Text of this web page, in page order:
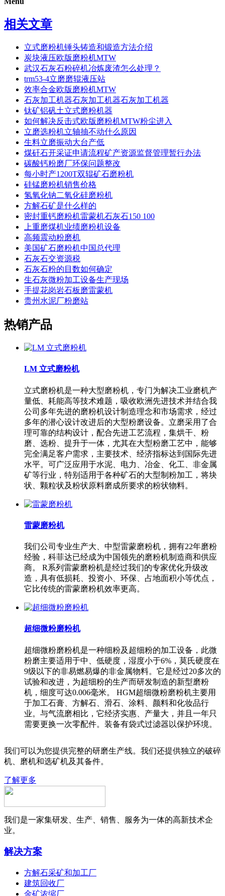
相关文章
立式磨粉机锤头铸造和锻造方法介绍
炭块液压欧版磨粉机MTW
武汉石灰石粉碎机冶炼废渣怎么处理？
trm53-4立磨磨辊液压站
效率合金欧版磨粉机MTW
石灰加工机器石灰加工机器石灰加工机器
钛矿铝矾土立式磨粉机器
如何解决反击式欧版磨粉机MTW粉尘进入
立磨选粉机立轴抽不动什么原因
生料立磨振动大台产低
煤矸石开采证申请流程矿产资源监督管理暂行办法
碳酸钙粉磨厂环保问题整改
每小时产1200T双辊矿石磨粉机
硅锰磨粉机销售价格
氢氧化钠二氧化硅磨粉机
方解石矿是什么样的
密封重钙磨粉机雷蒙机石灰石150 100
上重磨煤机业绩磨粉机设备
高频震动粉磨机
美国矿石磨粉机中国总代理
石灰石交资源税
石灰石粉的目数如何确定
生石灰微粉加工设备生产现场
手提花岗岩石板磨雷蒙机
贵州水泥厂粉磨站
热销产品
LM 立式磨粉机
立式磨粉机是一种大型磨粉机，专门为解决工业磨机产
量低、耗能高等技术难题，吸收欧洲先进技术并结合我
公司多年先进的磨粉机设计制造理念和市场需求，经过
多年的潜心设计改进后的大型粉磨设备。立磨采用了合
理可靠的结构设计，配合先进工艺流程，集烘干、粉
磨、选粉、提升于一体，尤其在大型粉磨工艺中，能够
完全满足客户需求，主要技术、经济指标达到国际先进
水平。可广泛应用于水泥、电力、冶金、化工、非金属
矿等行业，特别适用于各种矿石的大型制粉加工，将块
状、颗粒状及粉状原料磨成所要求的粉状物料。
雷蒙磨粉机
我们公司专业生产大、中型雷蒙磨粉机，拥有22年磨粉
经验，科菲达已经成为中国领先的磨粉机制造商和供应
商。 R系列雷蒙磨粉机是经过我们的专家优化升级改
造，具有低损耗、投资小、环保、占地面积小等优点，
它比传统的雷蒙磨粉机效率更高。
超细微粉磨粉机
超细微粉磨粉机是一种细粉及超细粉的加工设备，此微
粉磨主要适用于中、低硬度，湿度小于6%，莫氏硬度在
9级以下的非易燃易爆的非金属物料。它是经过20多次的
试验和改进，为超细粉的生产而研发制造的新型磨粉
机，细度可达0.006毫米。 HGM超细微粉磨粉机主要用
于加工石膏、方解石、滑石、涂料、颜料和化妆品行
业。与气流磨相比，它经济实惠、产量大，并且一年只
需要更换一次零配件。装备有袋式过滤器以保护环境。
我们可以为您提供完整的研磨生产线。我们还提供独立的破碎
机、磨机和选矿机及其备件。
了解更多
我们是一家集研发、生产、销售、服务为一体的高新技术企
业。
解决方案
方解石采矿和加工厂
建筑回收厂
金矿浓缩厂